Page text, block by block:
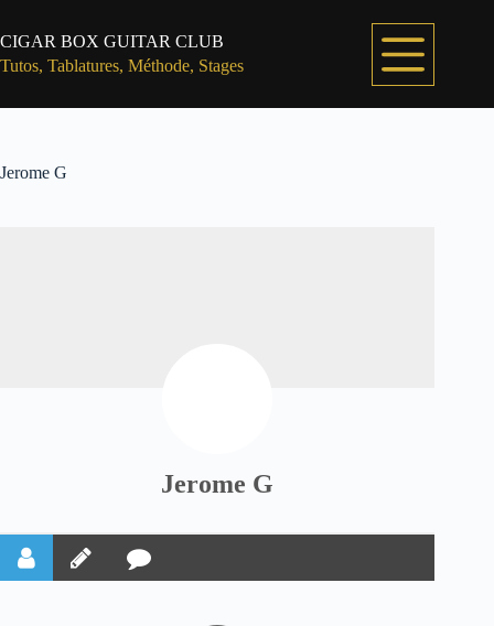
contenu
CIGAR BOX GUITAR CLUB
Tutos, Tablatures, Méthode, Stages
Jerome G
Jerome G